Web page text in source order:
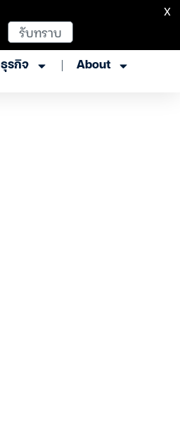
ธุรกิจ About
รับทราบ
X